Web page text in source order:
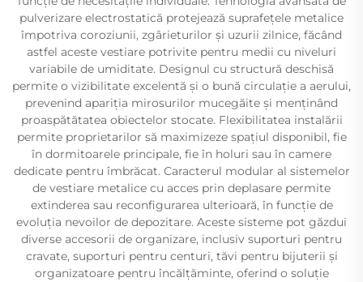
pulverizare electrostatică protejează suprafețele metalice
împotriva coroziunii, zgârieturilor și uzurii zilnice, făcând
astfel aceste vestiare potrivite pentru medii cu niveluri
variabile de umiditate. Designul cu structură deschisă
permite o vizibilitate excelentă și o bună circulație a aerului,
prevenind apariția mirosurilor mucegăite și menținând
proaspătătatea obiectelor stocate. Flexibilitatea instalării
permite proprietarilor să maximizeze spațiul disponibil, fie
în dormitoarele principale, fie în holuri sau în camere
dedicate pentru îmbrăcat. Caracterul modular al sistemelor
de vestiare metalice cu acces prin deplasare permite
extinderea sau reconfigurarea ulterioară, în funcție de
evoluția nevoilor de depozitare. Aceste sisteme pot găzdui
diverse accesorii de organizare, inclusiv suporturi pentru
cravate, suporturi pentru centuri, tăvi pentru bijuterii și
organizatoare pentru încălțăminte, oferind o soluție